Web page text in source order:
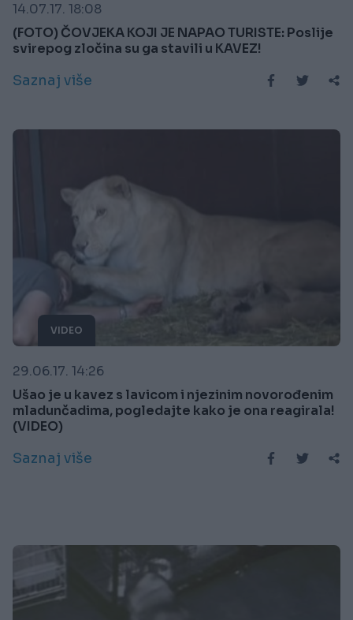
14.07.17. 18:08
(FOTO) ČOVJEKA KOJI JE NAPAO TURISTE: Poslije
svirepog zločina su ga stavili u KAVEZ!
Saznaj više
VIDEO
29.06.17. 14:26
Ušao je u kavez s lavicom i njezinim novorođenim
mladunčadima, pogledajte kako je ona reagirala!
(VIDEO)
Saznaj više